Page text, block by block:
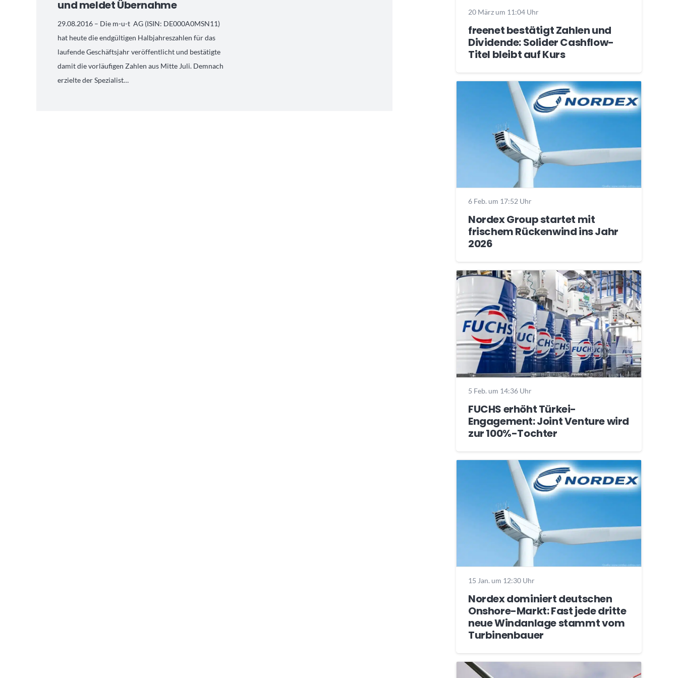
und meldet Übernahme
29.08.2016 – Die m-u-t AG (ISIN: DE000A0MSN11)
hat heute die endgültigen Halbjahreszahlen für das
laufende Geschäftsjahr veröffentlicht und bestätigte
damit die vorläufigen Zahlen aus Mitte Juli. Demnach
erzielte der Spezialist…
20 März um 11:04 Uhr
freenet bestätigt Zahlen und
Dividende: Solider Cashflow-
Titel bleibt auf Kurs
6 Feb. um 17:52 Uhr
Nordex Group startet mit
frischem Rückenwind ins Jahr
2026
5 Feb. um 14:36 Uhr
FUCHS erhöht Türkei-
Engagement: Joint Venture wird
zur 100%-Tochter
15 Jan. um 12:30 Uhr
Nordex dominiert deutschen
Onshore-Markt: Fast jede dritte
neue Windanlage stammt vom
Turbinenbauer